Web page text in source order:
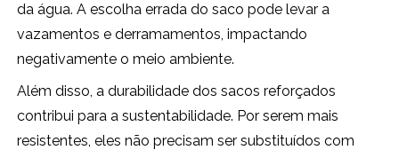
da água. A escolha errada do saco pode levar a
vazamentos e derramamentos, impactando
negativamente o meio ambiente.
Além disso, a durabilidade dos sacos reforçados
contribui para a sustentabilidade. Por serem mais
resistentes, eles não precisam ser substituídos com